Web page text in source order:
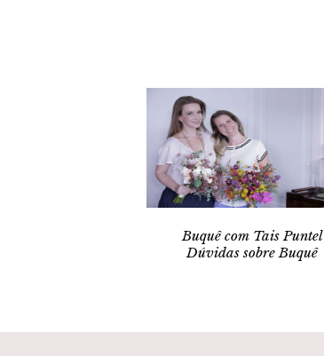
Buquê com Tais Puntel
Dúvidas sobre Buquê